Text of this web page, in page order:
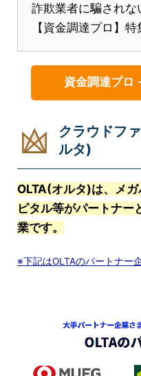
詐欺業者に騙されな
【資金調達プロ】
資金調達プロ
クラウドフ
ルタ)
OLTA(オルタ)は、メ
ピタル等がパートナー
業です。
※下記はOLTAのパートナー